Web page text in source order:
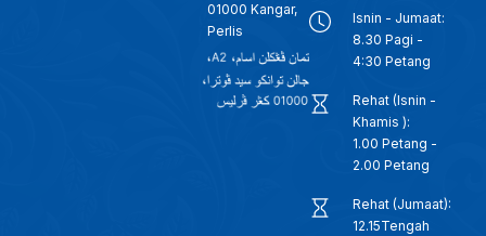
26 JANUARI 2026 - BERITA TENGAH MALAM
25 JAN 2026 - BTH- PEMULIHAN PENAGIH DADAH, PENDEKATAN KEROHANIAN DIIKTIRAF THAILAND
25 JAN 2026- BTH- BAHASA MELAYU DI PERINGKAT SERANTAU, PERLU DIMARTABAT SEBAGAI BAHASA ILMU & DAKWAH
25 JANUARI 2026 - KANTA 744 PAGI
01000 Kangar,
Perlis
Isnin - Jumaat:
8.30 Pagi -
4:30 Petang
Rehat (Isnin -
Khamis ):
1.00 Petang -
2.00 Petang
Rehat (Jumaat):
12.15Tengah